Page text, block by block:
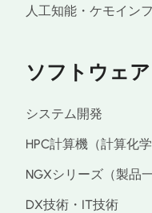
人工知能・ケモイン
ソフトウェ
システム開発
HPC計算機（計算化学
NGXシリーズ（製品一
DX技術・IT技術